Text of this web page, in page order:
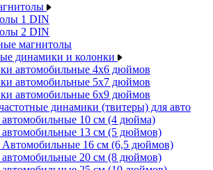
1 DIN
2 DIN
магнитолы
динамики и колонки
автомобильные 4x6 дюймов
автомобильные 5x7 дюймов
автомобильные 6x9 дюймов
динамики (твитеры) для авто
10 см (4 дюйма)
13 см (5 дюймов)
16 см (6,5 дюймов)
20 см (8 дюймов)